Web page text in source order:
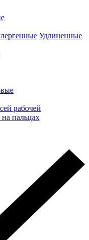
Удлиненные
рабочей
пальцах